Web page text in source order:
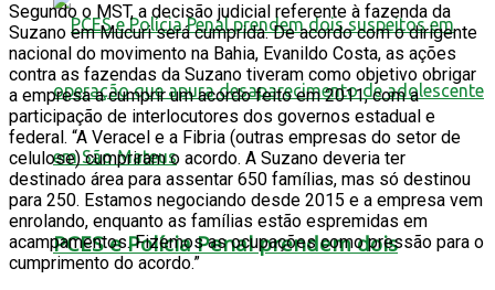
PCES e Polícia Penal prendem dois
Segundo o MST, a decisão judicial referente à fazenda da
Suzano em Mucuri será cumprida. De acordo com o dirigente
nacional do movimento na Bahia, Evanildo Costa, as ações
contra as fazendas da Suzano tiveram como objetivo obrigar
a empresa a cumprir um acordo feito em 2011, com a
participação de interlocutores dos governos estadual e
federal. “A Veracel e a Fibria (outras empresas do setor de
celulose) cumpriram o acordo. A Suzano deveria ter
destinado área para assentar 650 famílias, mas só destinou
para 250. Estamos negociando desde 2015 e a empresa vem
enrolando, enquanto as famílias estão espremidas em
acampamentos. Fizemos as ocupações como pressão para o
cumprimento do acordo.”